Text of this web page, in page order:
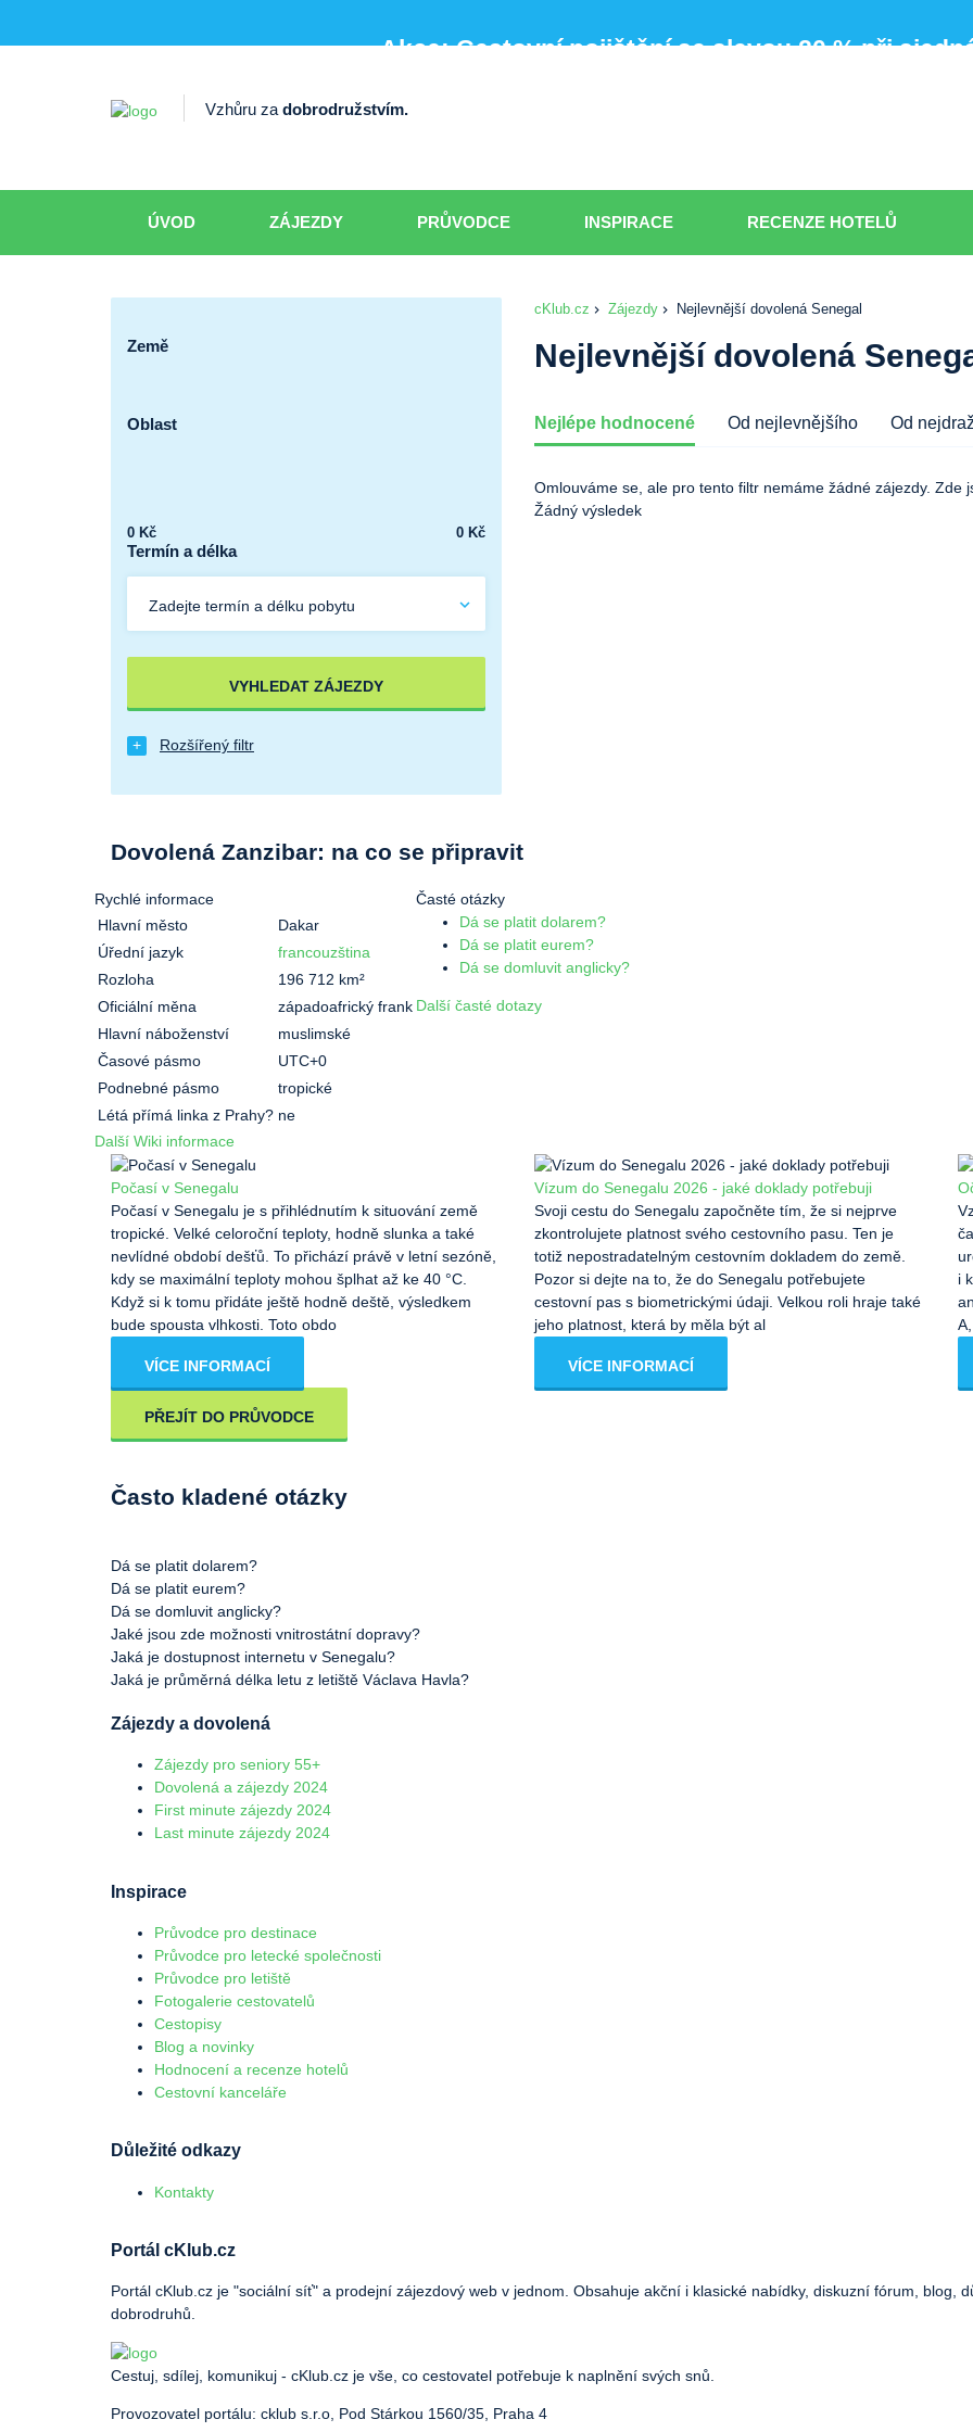
Akce: Cestovní pojištění se slevou 20 % při
Vzhůru za dobrodružstvím.
ÚVOD ZÁJEZDY PRŮVODCE INSPIRACE RECENZE HOTELŮ
Země
Oblast
0 Kč 0 Kč
Termín a délka
Zadejte termín a délku pobytu
VYHLEDAT ZÁJEZDY
Rozšířený filtr
cKlub.cz Zájezdy Nejlevnější dovolená Senegal
Nejlevnější dovolená
Nejlépe hodnocené Od nejlevnějšího Od
Omlouváme se, ale pro tento filtr nemáme žádné zájezdy. Zde
Žádný výsledek
Dovolená Zanzibar: na co se připravit
Rychlé informace
Hlavní město
Dakar
Úřední jazyk
francouzština
Rozloha
196 712 km²
Oficiální měna
západoafrický frank
Hlavní náboženství
muslimské
Časové pásmo
UTC+0
Podnebné pásmo
tropické
Létá přímá linka z Prahy? ne
Další Wiki informace
Časté otázky
Dá se platit dolarem?
Dá se platit eurem?
Dá se domluvit anglicky?
Další časté dotazy
Počasí v Senegalu
Počasí v Senegalu je s přihlédnutím k situování země
tropické. Velké celoroční teploty, hodně slunka a také
nevlídné období dešťů. To přichází právě v letní sezóně,
kdy se maximální teploty mohou šplhat až ke 40 °C.
Když si k tomu přidáte ještě hodně deště, výsledkem
bude spousta vlhkosti. Toto obdo
VÍCE INFORMACÍ
Vízum do Senegalu 2026 - jaké doklady potřebuji
Svoji cestu do Senegalu započněte tím, že si nejprve
zkontrolujete platnost svého cestovního pasu. Ten je
totiž nepostradatelným cestovním dokladem do země.
Pozor si dejte na to, že do Senegalu potřebujete
cestovní pas s biometrickými údaji. Velkou roli hraje také
jeho platnost, která by měla být al
VÍCE INFORMACÍ
i
PŘEJÍT DO PRŮVODCE
Často kladené otázky
Dá se platit dolarem?
Dá se platit eurem?
Dá se domluvit anglicky?
Jaké jsou zde možnosti vnitrostátní dopravy?
Jaká je dostupnost internetu v Senegalu?
Jaká je průměrná délka letu z letiště Václava Havla?
Zájezdy a dovolená
Zájezdy pro seniory 55+
Dovolená a zájezdy 2024
First minute zájezdy 2024
Last minute zájezdy 2024
Inspirace
Průvodce pro destinace
Průvodce pro letecké společnosti
Průvodce pro letiště
Fotogalerie cestovatelů
Cestopisy
Blog a novinky
Hodnocení a recenze hotelů
Cestovní kanceláře
Důležité odkazy
Kontakty
Portál cKlub.cz
Portál cKlub.cz je "sociální síť" a prodejní zájezdový web v jednom. Obsahuje akční i klasické nabídky, diskuzní fórum, blog,
dobrodruhů.
Cestuj, sdílej, komunikuj - cKlub.cz je vše, co cestovatel potřebuje k naplnění svých snů.
Provozovatel portálu: cklub s.r.o, Pod Stárkou 1560/35, Praha 4